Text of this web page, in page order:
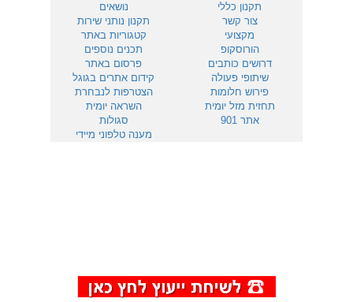
נושאים
תקנון כללי
תקנון נותני שירות
צור קשר
קטגוריות באתר
מקצועי
תכנים נוספים
הורוסקופ
פרסום באתר
דרושים כותבים
קידום אתרים בגוגל
שיתופי פעולה
הצטרפות לנבחרת
פירוש חלומות
השראה יומית
תחזית מזל יומית
סגולות
אתר 901
מענה טלפוני מיידי